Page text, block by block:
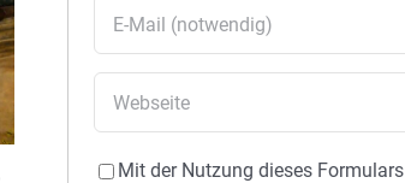
Mit der Nutzung dieses Formulars